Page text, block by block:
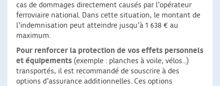
cas de dommages directement causés par l’opérateur
ferroviaire national. Dans cette situation, le montant de
l’indemnisation peut atteindre jusqu’à 1 638 € au
maximum.
Pour renforcer la protection de vos effets personnels
et équipements (exemple : planches à voile, vélos...)
transportés, il est recommandé de souscrire à des
options d’assurance additionnelles. Ces options